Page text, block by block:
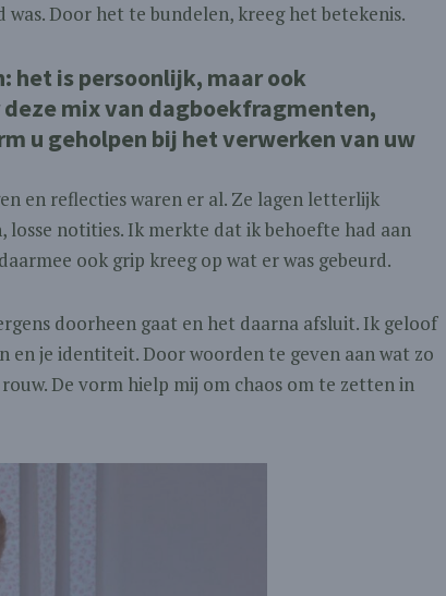
Door het te bundelen, kreeg het betekenis.
het is persoonlijk, maar ook
mix van dagboekfragmenten,
u geholpen bij het verwerken van uw
en reflecties waren er al. Ze lagen letterlijk
notities. Ik merkte dat ik behoefte had aan
ook grip kreeg op wat er was gebeurd.
doorheen gaat en het daarna afsluit. Ik geloof
en je identiteit. Door woorden te geven aan wat zo
De vorm hielp mij om chaos om te zetten in